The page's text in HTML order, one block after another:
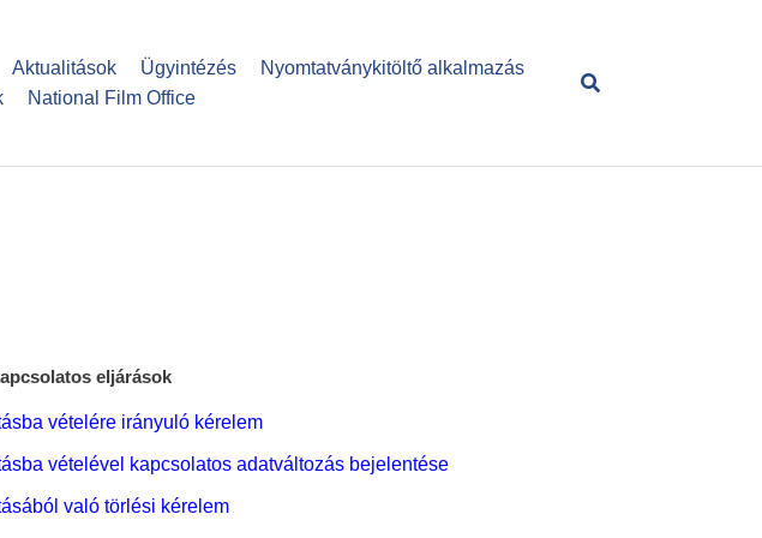
Aktualitások Ügyintézés
Nyomtatványkitöltő alkalmazás
National Film Office
eljárások
vételére irányuló kérelem
vételével kapcsolatos adatváltozás bejelentése
való törlési kérelem